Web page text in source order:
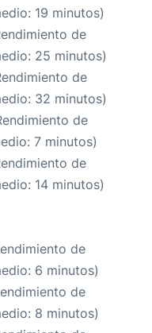
19 minutos)
de
25 minutos)
de
32 minutos)
de
7 minutos)
de
14 minutos)
de
6 minutos)
de
8 minutos)